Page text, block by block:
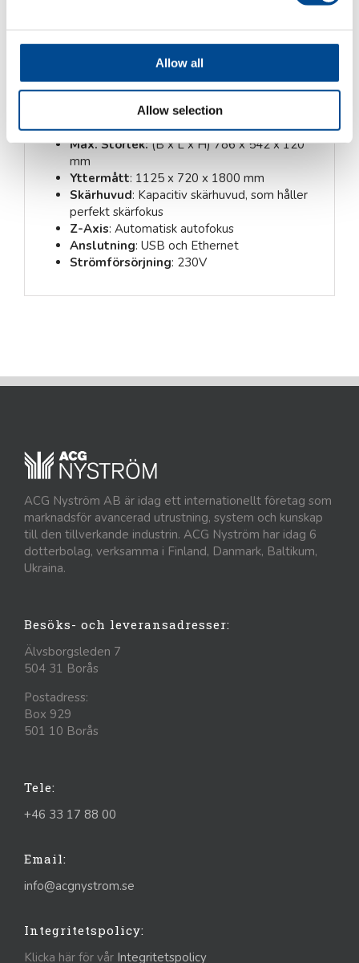
Allow all
Allow selection
Beskrivning
uteffekt på hela
1,5 kW i peak power. Våglängd 1064 nm.
Arbetsyta: 712 × 370 mm
Max. Storlek:(B x L x H) 786 x 542 x 120
mm
Yttermått: 1125 x 720 x 1800 mm
Skärhuvud: Kapacitiv skärhuvud, som håller
perfekt skärfokus
Z-Axis: Automatisk autofokus
Anslutning: USB och Ethernet
Strömförsörjning: 230V
ACG Nyström AB är idag ett internationellt företag som
marknadsför avancerad utrustning, system och kunskap
till den tillverkande industrin. ACG Nyström har idag 6
dotterbolag, verksamma i Finland, Danmark, Baltikum,
Ukraina.
Besöks- och leveransadresser:
Älvsborgsleden 7
504 31 Borås
Postadress:
Box 929
501 10 Borås
Tele:
+46 33 17 88 00
Email:
info@acgnystrom.se
Integritetspolicy:
Klicka här för vår Integritetspolicy